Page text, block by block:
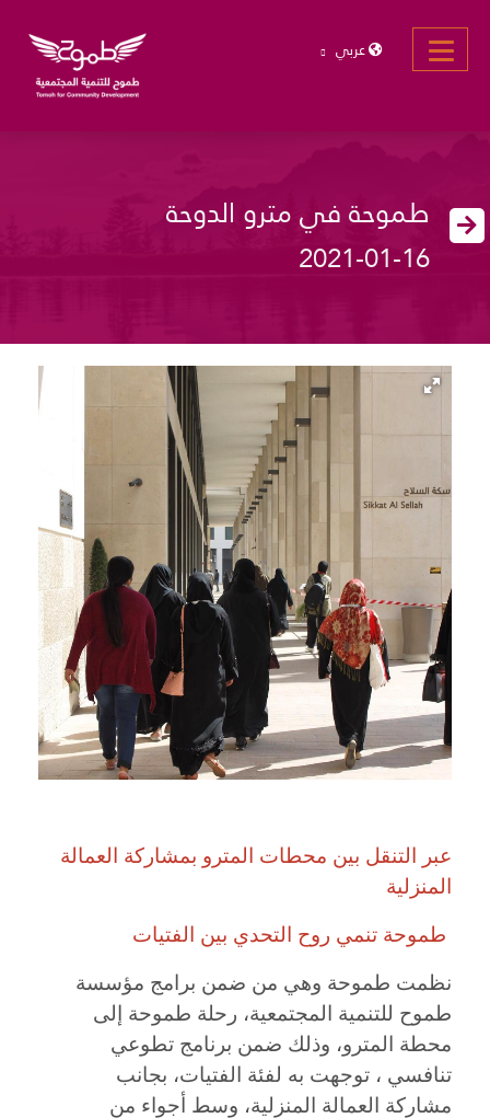
عربي
طموحة في مترو الدوحة
2021-01-16
عبر التنقل بين محطات المترو بمشاركة العمالة
المنزلية
طموحة تنمي روح التحدي بين الفتيات
نظمت طموحة وهي من ضمن برامج مؤسسة
طموح للتنمية المجتمعية، رحلة طموحة إلى
محطة المترو، وذلك ضمن برنامج تطوعي
تنافسي ، توجهت به لفئة الفتيات، بجانب
مشاركة العمالة المنزلية، وسط أجواء من